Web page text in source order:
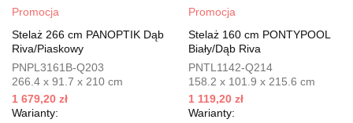
Promocja
Stelaż 266 cm PANOPTIK Dąb
Riva/Piaskowy
PNPL3161B-Q203
266.4 x 91.7 x 210 cm
1 679,20 zł
Warianty:
Promocja
Stelaż 160 cm PONTYPOOL
Biały/Dąb Riva
PNTL1142-Q214
158.2 x 101.9 x 215.6 cm
1 119,20 zł
Warianty: